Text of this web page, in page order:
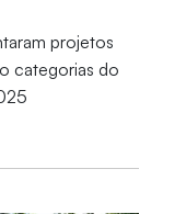
projetos
categorias do